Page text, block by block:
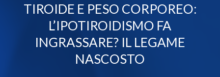
TIROIDE E PESO CORPOREO:
L’IPOTIROIDISMO FA
INGRASSARE? IL LEGAME
NASCOSTO